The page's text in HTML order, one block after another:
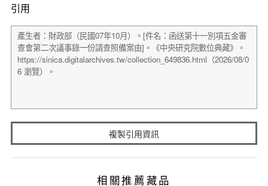
引用
複製引用資訊
相關推薦藏品